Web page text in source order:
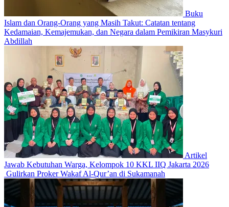
Buku
Islam dan Orang-Orang yang Masih Takut: Catatan tentang
Kedamaian, Kemajemukan, dan Negara dalam Pemikiran Masykuri
Abdillah
Artikel
Jawab Kebutuhan Warga, Kelompok 10 KKL IIQ Jakarta 2026
Gulirkan Proker Wakaf Al-Qur’an di Sukamanah